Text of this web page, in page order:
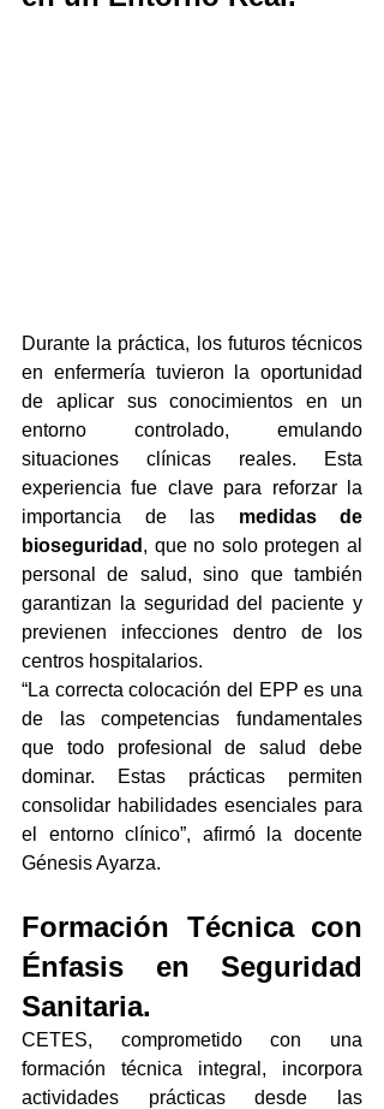
Durante la práctica, los futuros técnicos
en enfermería tuvieron la oportunidad
de aplicar sus conocimientos en un
entorno controlado, emulando
situaciones clínicas reales. Esta
experiencia fue clave para reforzar la
importancia de las medidas de
bioseguridad , que no solo protegen al
personal de salud, sino que también
garantizan la seguridad del paciente y
previenen infecciones dentro de los
centros hospitalarios.
“La correcta colocación del EPP es una
de las competencias fundamentales
que todo profesional de salud debe
dominar. Estas prácticas permiten
consolidar habilidades esenciales para
el entorno clínico”, afirmó la docente
Génesis Ayarza.
Formación Técnica con
Énfasis en Seguridad
Sanitaria.
CETES, comprometido con una
formación técnica integral, incorpora
actividades prácticas desde las